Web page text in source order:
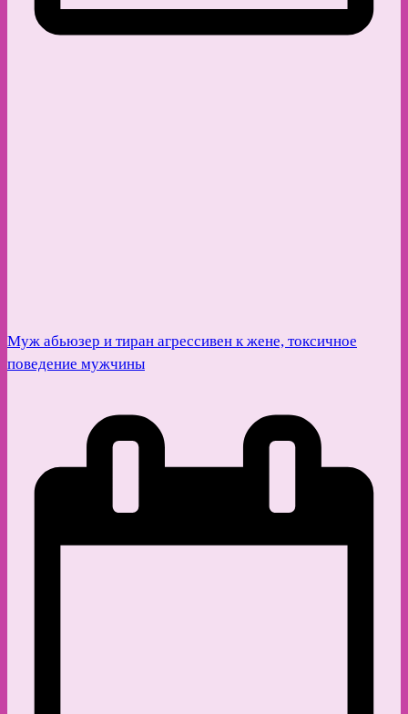
Муж абьюзер и тиран агрессивен к жене, токсичное
поведение мужчины